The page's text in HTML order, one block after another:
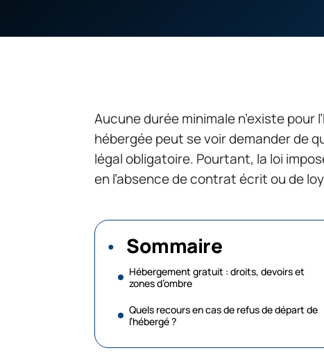
Aucune durée minimale n’existe
hébergée peut se voir demander de
légal obligatoire. Pourtant, la loi
en l’absence de contrat écrit ou de
Sommaire
Hébergement gratuit : droits, devoirs et
zones d’ombre
Quels recours en cas de refus de départ de
l’hébergé ?